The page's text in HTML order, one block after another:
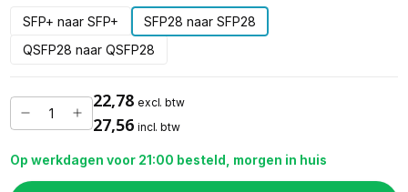
SFP+ naar SFP+
SFP28 naar SFP28
QSFP28 naar QSFP28
22,78 excl. btw
27,56 incl. btw
Op werkdagen voor 21:00 besteld, morgen in huis